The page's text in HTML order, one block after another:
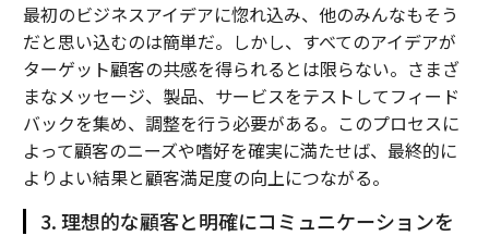
最初のビジネスアイデアに惚れ込み、他のみんなもそう
だと思い込むのは簡単だ。しかし、すべてのアイデアが
ターゲット顧客の共感を得られるとは限らない。さまざ
まなメッセージ、製品、サービスをテストしてフィード
バックを集め、調整を行う必要がある。このプロセスに
よって顧客のニーズや嗜好を確実に満たせば、最終的に
よりよい結果と顧客満足度の向上につながる。
3. 理想的な顧客と明確にコミュニケーションを